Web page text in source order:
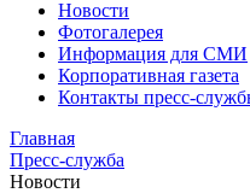
Новости
Фотогалерея
Информация для СМИ
Корпоративная газета
Контакты пресс-
Главная
Пресс-служба
Новости